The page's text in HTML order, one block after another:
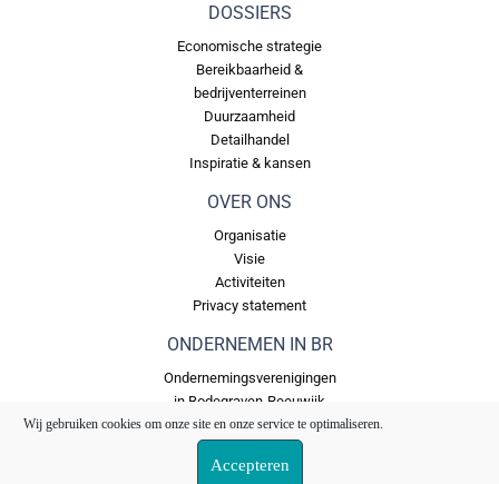
Wij gebruiken cookies om onze site en onze service te optimaliseren.
Accepteren
DOSSIERS
Economische strategie
Bereikbaarheid &
bedrijventerreinen
Duurzaamheid
Detailhandel
Inspiratie & kansen
OVER ONS
Organisatie
Visie
Activiteiten
Privacy statement
ONDERNEMEN IN BR
Ondernemingsverenigingen
in Bodegraven-Reeuwijk
Bedrijventerreinen in
Bodegraven Reeuwijk
Ons Fonds